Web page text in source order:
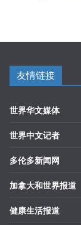
友情链接
世界华文媒体
世界中文记者
多伦多新闻网
加拿大和世界报道
健康生活报道